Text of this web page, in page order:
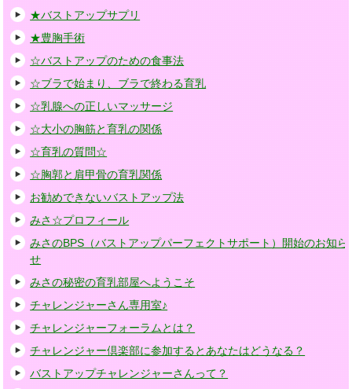
★バストアップサプリ
★豊胸手術
☆バストアップのための食事法
☆ブラで始まり、ブラで終わる育乳
☆乳腺への正しいマッサージ
☆大小の胸筋と育乳の関係
☆育乳の質問☆
☆胸郭と肩甲骨の育乳関係
お勧めできないバストアップ法
みさ☆プロフィール
みさのBPS（バストアップパーフェクトサポート）開始のお知ら
せ
みさの秘密の育乳部屋へようこそ
チャレンジャーさん専用室♪
チャレンジャーフォーラムとは？
チャレンジャー倶楽部に参加するとあなたはどうなる？
バストアップチャレンジャーさんって？